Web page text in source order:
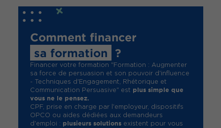
Comment financer
sa formation
?
Financer votre formation "Formation : Augmenter
sa force de persuasion et son pouvoir d'influence
- Techniques d'Engagement, Rhétorique et
Communication Persuasive" est plus simple que
vous ne le pensez.
CPF, prise en charge par l'employeur, dispositifs
OPCO ou aides dédiées aux demandeurs
d'emploi : plusieurs solutionsexistent pour vous